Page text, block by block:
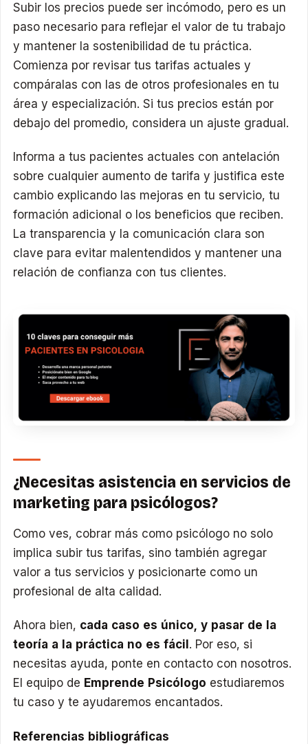
Subir los precios puede ser incómodo, pero es un
paso necesario para reflejar el valor de tu trabajo
y mantener la sostenibilidad de tu práctica.
Comienza por revisar tus tarifas actuales y
compáralas con las de otros profesionales en tu
área y especialización. Si tus precios están por
debajo del promedio, considera un ajuste gradual.
Informa a tus pacientes actuales con antelación
sobre cualquier aumento de tarifa y justifica este
cambio explicando las mejoras en tu servicio, tu
formación adicional o los beneficios que reciben.
La transparencia y la comunicación clara son
clave para evitar malentendidos y mantener una
relación de confianza con tus clientes.
¿Necesitas asistencia en servicios de
marketing para psicólogos?
Como ves, cobrar más como psicólogo no solo
implica subir tus tarifas, sino también agregar
valor a tus servicios y posicionarte como un
profesional de alta calidad.
Ahora bien, cada caso es único, y pasar de la
teoría a la práctica no es fácil . Por eso, si
necesitas ayuda, ponte en contacto con nosotros.
El equipo de Emprende Psicólogo estudiaremos
tu caso y te ayudaremos encantados.
Referencias bibliográficas